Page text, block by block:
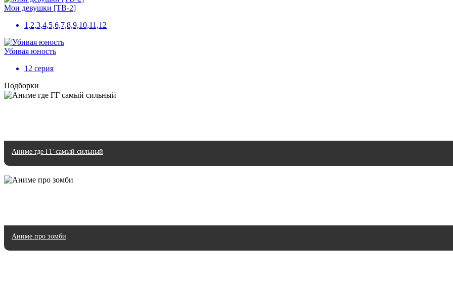
Мои девушки [ТВ-2]
1,2,3,4,5,6,7,8,9,10,11,12
Убивая юность
12 серия
Подборки
Аниме где ГГ самый сильный
Аниме про зомби